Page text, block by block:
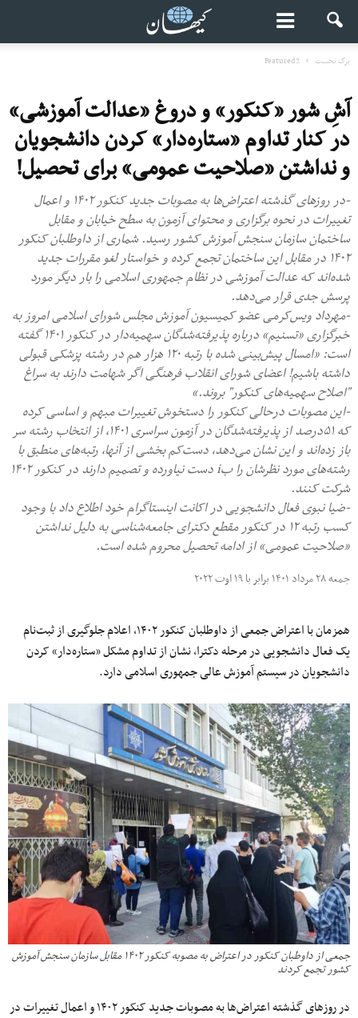
برگ نخست Featured2
آشِ شور «کنکور» و دروغ «عدالت آموزشی»
در کنار تداوم «ستاره‌دار» کردن دانشجویان
و نداشتن «صلاحیت عمومی» برای تحصیل!
-در روزهای گذشته اعتراض‌ها به مصوبات جدید کنکور ۱۴۰۲ و اعمال
تغییرات در نحوه‌ برگزاری و محتوای آزمون به سطح خیابان و مقابل
ساختمان سازمان سنجش آموزش کشور رسید. شماری از داوطلبان کنکور
۱۴۰۲ در مقابل این ساختمان تجمع کرده و خواستار لغو مقررات جدید
شده‌اند که عدالت آموزشی در نظام جمهوری اسلامی را بار دیگر مورد
پرسش جدی قرار می‌دهد.
-مهرداد ویس‌کرمی عضو کمیسیون آموزش مجلس شورای اسلامی امروز به
خبرگزاری «تسنیم» درباره پذیرفته‌شدگان سهمیه‌دار در کنکور ۱۴۰۱ گفته
است: «امسال پیش‌بینی شده با رتبه ۱۲۰ هزار هم در رشته پزشکی قبولی
داشته باشیم! اعضای شورای انقلاب فرهنگی اگر شهامت دارند به سراغ
"اصلاح سهمیه‌های کنکور" بروند.»
-این مصوبات درحالی کنکور را دستخوش تغییرات مبهم و اساسی کرده
که ۵۱درصد از پذیرفته‌شدگان در آزمون سراسری ۱۴۰۱، از انتخاب رشته‌ سر
باز زده‌اند و این نشان می‌دهد، دست‌کم بخشی از آنها، رتبه‌های منطبق با
رشته‌های مورد نظرشان را بi دست نیاورده‌ و تصمیم دارند در کنکور ۱۴۰۲
شرکت کنند.
-ضیا نبوی فعال دانشجویی در اکانت اینستاگرام خود اطلاع داد با وجود
کسب رتبه ۱۲ در کنکور مقطع دکترای جامعه‌شناسی به دلیل نداشتن
«صلاحیت عمومی» از ادامه تحصیل محروم شده است.
جمعه ۲۸ مرداد ۱۴۰۱ برابر با ۱۹ اوت ۲۰۲۲
همزمان با اعتراض جمعی از داوطلبان کنکور ۱۴۰۲، اعلام جلوگیری از ثبت‌نام
یک فعال دانشجویی در مرحله دکترا، نشان از تداوم مشکل «ستاره‌دار» کردن
دانشجویان در سیستم آموزش عالی جمهوری اسلامی دارد.
جمعی از داوطبان کنکور در اعتراض به مصوبه کنکور ۱۴۰۲ مقابل سازمان سنجش آموزش
کشور تجمع کردند
در روزهای گذشته اعتراض‌ها به مصوبات جدید کنکور ۱۴۰۲ و اعمال تغییرات در